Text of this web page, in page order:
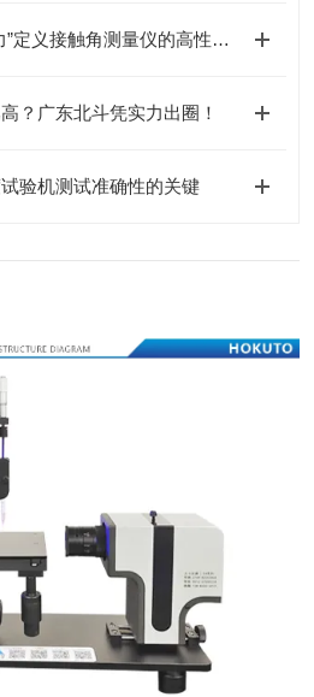
广东北斗仪器：用“硬实力”定义接触角测量仪的高性价比之选
？广东北斗凭实力出圈！
验机测试准确性的关键